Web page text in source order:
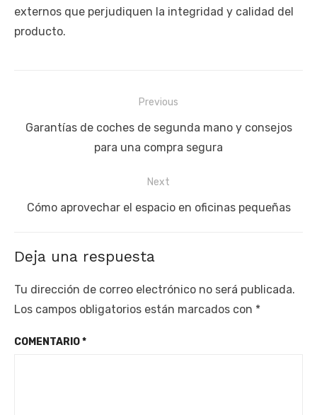
externos que perjudiquen la integridad y calidad del
producto.
de
Previous
Previous
Garantías de coches de segunda mano y consejos
para una compra segura
Next
Next
Cómo aprovechar el espacio en oficinas pequeñas
Deja una respuesta
Tu dirección de correo electrónico no será publicada.
Los campos obligatorios están marcados con *
COMENTARIO*